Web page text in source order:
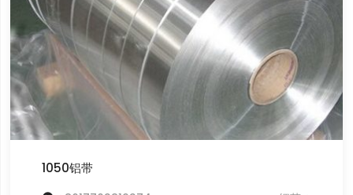
1050铝带